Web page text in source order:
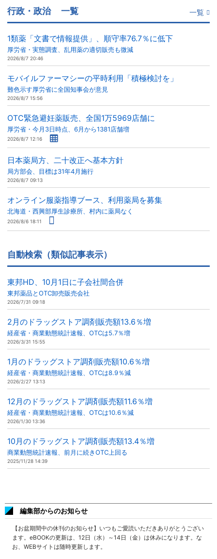
行政・政治 一覧 一覧
1類薬「文書で情報提供」、順守率76.7％に低下
厚労省・実態調査、乱用薬の適切販売も微減
2026/8/7 20:46
モバイルファーマシーの平時利用「積極検討を」
難色示す厚労省に全国知事会が意見
2026/8/7 15:56
OTC緊急避妊薬販売、全国1万5969店舗に
厚労省・今月3日時点、6月から1381店舗増
2026/8/7 12:16
日本薬局方、二十改正へ基本方針
局方部会、目標は31年4月施行
2026/8/7 09:13
オンライン服薬指導ブース、利用薬局を募集
北海道・西興部厚生診療所、村内に薬局なく
2026/8/6 18:11
自動検索（類似記事表示）
東邦HD、10月1日に子会社間合併
東邦薬品とOTC卸売販売会社
2026/7/31 09:18
2月のドラッグストア調剤販売額13.6％増
経産省・商業動態統計速報、OTCは5.7％増
2026/3/31 15:55
1月のドラッグストア調剤販売額10.6％増
経産省・商業動態統計速報、OTCは8.9％減
2026/2/27 13:13
12月のドラッグストア調剤販売額11.6％増
経産省・商業動態統計速報、OTCは10.6％減
2026/1/30 13:36
10月のドラッグストア調剤販売額13.4％増
商業動態統計速報、前月に続きOTC上回る
2025/11/28 14:39
編集部からのお知らせ
【お盆期間中の休刊のお知らせ】いつもご愛読いただきありがとうござい
ます。eBOOKの更新は、12日（水）～14日（金）は休みになります。な
お、WEBサイトは随時更新します。